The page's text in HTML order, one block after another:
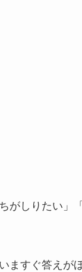
がしりたい」
ますぐ答えが